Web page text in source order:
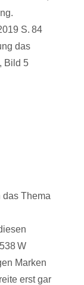
S. 84
das
Bild 5
das Thema
W
Marken
erst gar